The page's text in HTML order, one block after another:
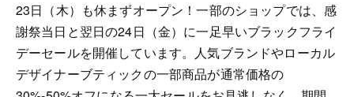
23日（木）も休まずオープン！一部のショップでは、感
謝祭当日と翌日の24日（金）に一足早いブラックフライ
デーセールを開催しています。人気ブランドやローカル
デザイナーブティックの一部商品が通常価格の